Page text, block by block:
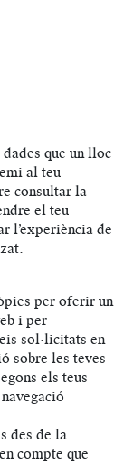
que un lloc
al teu
consultar la
el teu
l’experiència de
per oferir un
i per
sol·licitats en
sobre les teves
els teus
des de la
compte que